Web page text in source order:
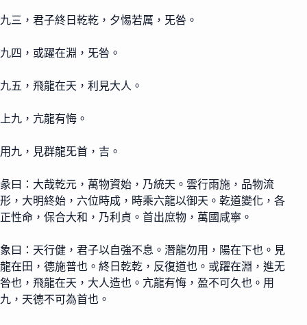
九三，君子終日乾乾，夕惕若厲，旡咎。
九四，或躍在淵，旡咎。
九五，飛龍在天，利見大人。
上九，亢龍有悔。
用九，見群龍旡首，吉。
彖曰：大哉乾元，萬物資始，乃統天。雲行雨施，品物流
形，大明終始，六位時成，時乘六龍以御天。乾道變化，各
正性命，保合大和，乃利貞。首出庶物，萬國咸寧。
象曰：天行健，君子以自強不息。潛龍勿用，陽在下也。見
龍在田，德施普也。終日乾乾，反復道也。或躍在淵，進无
咎也，飛龍在天，大人造也。亢龍有悔，盈不可久也。用
九，天德不可為首也。